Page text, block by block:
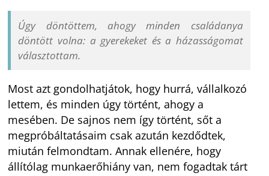
Úgy döntöttem, ahogy minden családanya
döntött volna: a gyerekeket és a házasságomat
választottam.
Most azt gondolhatjátok, hogy hurrá, vállalkozó
lettem, és minden úgy történt, ahogy a
mesében. De sajnos nem így történt, sőt a
megpróbáltatásaim csak azután kezdődtek,
miután felmondtam. Annak ellenére, hogy
állítólag munkaerőhiány van, nem fogadtak tárt